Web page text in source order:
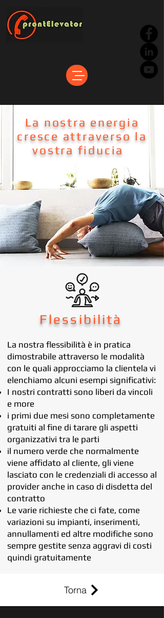
La nostra energia
cresce attraverso la
vostra fiducia
Flessibilità
La nostra flessibilità è in pratica
dimostrabile attraverso le modalità
con le quali approcciamo la clientela vi
elenchiamo alcuni esempi significativi:
I nostri contratti sono liberi da vincoli
e more
i primi due mesi sono completamente
gratuiti al fine di tarare gli aspetti
organizzativi tra le parti
il numero verde che normalmente
viene affidato al cliente, gli viene
lasciato con le credenziali di accesso al
provider anche in caso di disdetta del
contratto
Le varie richieste che ci fate, come
variazioni su impianti, inserimenti,
annullamenti ed altre modifiche sono
sempre gestite senza aggravi di costi
quindi gratuitamente
Torna